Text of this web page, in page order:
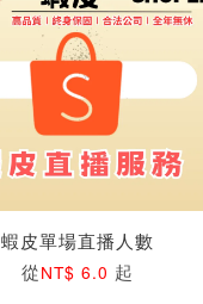
蝦皮單場直播人數
從NT$ 6.0 起